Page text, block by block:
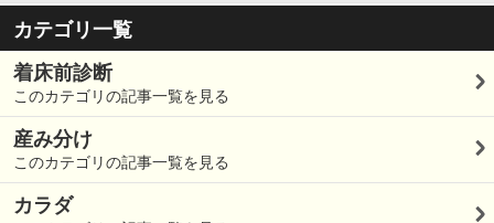
カテゴリ一覧
着床前診断
このカテゴリの記事一覧を見る
産み分け
このカテゴリの記事一覧を見る
カラダ